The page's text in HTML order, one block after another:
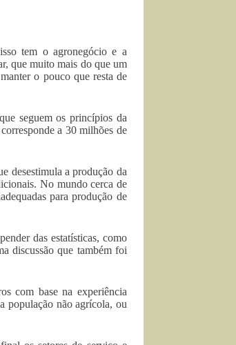
tem o agronegócio e a
que muito mais do que um
o pouco que resta de
seguem os princípios da
a 30 milhões de
desestimula a produção da
No mundo cerca de
para produção de
das estatísticas, como
discussão que também foi
com base na experiência
população não agrícola, ou